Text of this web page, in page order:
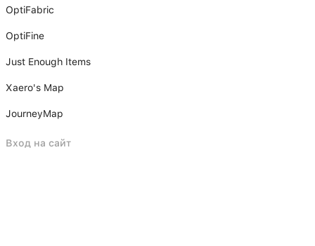
OptiFabric
OptiFine
Just Enough Items
Xаero's Mаp
JourneyMap
Вход на сайт